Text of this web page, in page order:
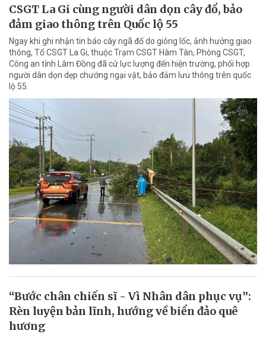
CSGT La Gi cùng người dân dọn cây đổ, bảo
đảm giao thông trên Quốc lộ 55
Ngay khi ghi nhận tin báo cây ngã đổ do giông lốc, ảnh hưởng giao
thông, Tổ CSGT La Gi, thuộc Trạm CSGT Hàm Tân, Phòng CSGT,
Công an tỉnh Lâm Đồng đã cử lực lượng đến hiện trường, phối hợp
người dân dọn dẹp chướng ngại vật, bảo đảm lưu thông trên quốc
lộ 55.
“Bước chân chiến sĩ - Vì Nhân dân phục vụ”:
Rèn luyện bản lĩnh, hướng về biển đảo quê
hương